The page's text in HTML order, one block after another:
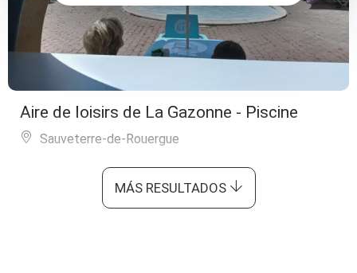
Aire de loisirs de La Gazonne - Piscine
Sauveterre-de-Rouergue
MÁS RESULTADOS